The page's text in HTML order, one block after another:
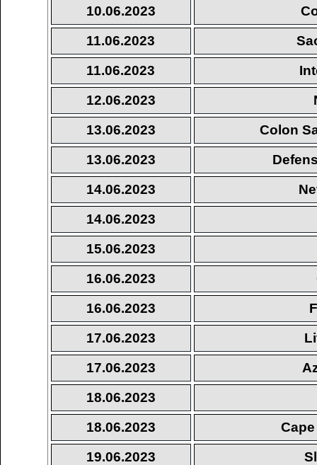
10.06.2023
11.06.2023
11.06.2023
12.06.2023
13.06.2023
Colon
13.06.2023
14.06.2023
14.06.2023
15.06.2023
16.06.2023
16.06.2023
17.06.2023
17.06.2023
18.06.2023
18.06.2023
19.06.2023